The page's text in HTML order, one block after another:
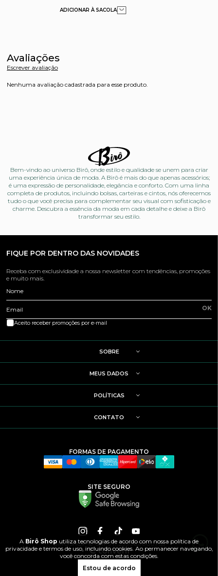
Avaliações
Escrever avaliação
Nenhuma avaliação cadastrada para esse produto.
Bem-vindo ao universo Birô, onde estilo e qualidade se unem para criar
uma experiência única de moda. A Birô é mais do que apenas acessórios;
é uma expressão de personalidade, elegância e conforto. Com uma linha
completa de produtos, incluindo bolsas, carteiras e cintos, nós oferecemos
tudo o que você precisa para complementar seu visual com sofisticação e
charme. Descubra a essência da moda em cada detalhe e deixe a Birô
transformar seu estilo.
FIQUE POR DENTRO DAS NOVIDADES
Receba com exclusividade a nossa newsletter com tendências, promoções
e muito mais.
Nome
Email OK
Aceito receber promoções por e-mail
SOBRE
MEUS DADOS
POLÍTICAS
CONTATO
SITE SEGURO
FORMAS DE PAGAMENTO
BIRÔSHOP © CNPJ 17.235.967/0001-55
A Birô Shop utiliza tecnologias de acordo com nossa política de
privacidade e termos de uso, incluindo cookies. Ao permanecer navegando,
você concorda com estas condições.
Estou de acordo